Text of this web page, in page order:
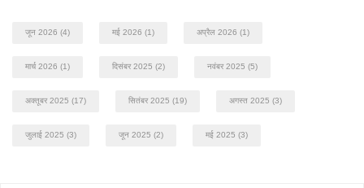
जून 2026 (4) मई 2026 (1) अप्रैल 2026 (1)
मार्च 2026 (1) दिसंबर 2025 (2) नवंबर 2025 (5)
अक्तूबर 2025 (17) सितंबर 2025 (19) अगस्त 2025 (3)
जुलाई 2025 (3) जून 2025 (2) मई 2025 (3)